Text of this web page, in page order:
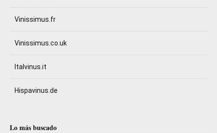
Vinissimus.fr
Vinissimus.co.uk
Italvinus.it
Hispavinus.de
Lo más buscado